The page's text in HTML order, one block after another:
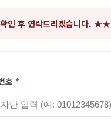
인 후 연락드리겠습니다. ★★
호 *